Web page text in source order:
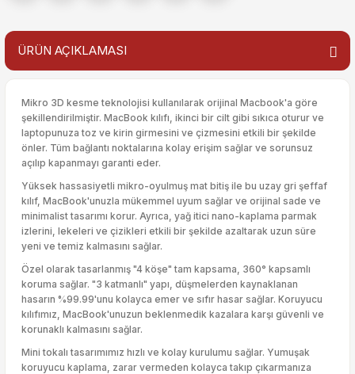
ÜRÜN AÇIKLAMASI
Mikro 3D kesme teknolojisi kullanılarak orijinal Macbook'a göre
şekillendirilmiştir. MacBook kılıfı, ikinci bir cilt gibi sıkıca oturur ve
laptopunuza toz ve kirin girmesini ve çizmesini etkili bir şekilde
önler. Tüm bağlantı noktalarına kolay erişim sağlar ve sorunsuz
açılıp kapanmayı garanti eder.
Yüksek hassasiyetli mikro-oyulmuş mat bitiş ile bu uzay gri şeffaf
kılıf, MacBook'unuzla mükemmel uyum sağlar ve orijinal sade ve
minimalist tasarımı korur. Ayrıca, yağ itici nano-kaplama parmak
izlerini, lekeleri ve çizikleri etkili bir şekilde azaltarak uzun süre
yeni ve temiz kalmasını sağlar.
Özel olarak tasarlanmış "4 köşe" tam kapsama, 360° kapsamlı
koruma sağlar. "3 katmanlı" yapı, düşmelerden kaynaklanan
hasarın %99.99'unu kolayca emer ve sıfır hasar sağlar. Koruyucu
kılıfımız, MacBook'unuzun beklenmedik kazalara karşı güvenli ve
korunaklı kalmasını sağlar.
Mini tokalı tasarımımız hızlı ve kolay kurulumu sağlar. Yumuşak
koruyucu kaplama, zarar vermeden kolayca takıp çıkarmanıza